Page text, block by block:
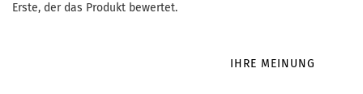
Erste, der das Produkt bewertet.
IHRE MEINUNG